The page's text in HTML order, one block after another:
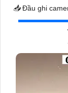
📥Đầu ghi